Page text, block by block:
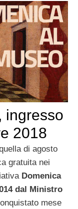
ingresso
2018
di agosto
gratuita nei
Domenica
dal Ministro
mese